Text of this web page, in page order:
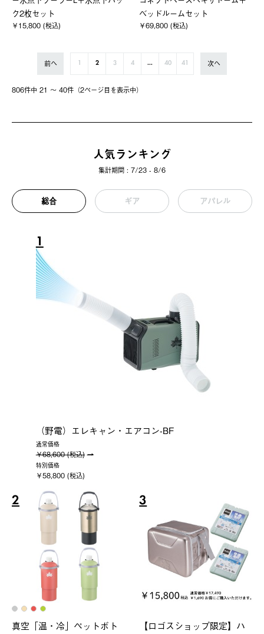
ク2枚セット
￥15,800 (税込)
ベッドルームセット
￥69,800 (税込)
806件中 21 〜 40件（2ページ⽬を表⽰中）
前へ 1 2 3 4 ... 40 41 次へ
人気ランキング
集計期間 : 7/23 - 8/6
総合 ギア アパレル
1
（野電）エレキャン・エアコン-BF
通常価格
￥68,600 (税込)
特別価格
￥58,800 (税込)
2
真空「温・冷」ペットボト
3
【ロゴスショップ限定】ハ